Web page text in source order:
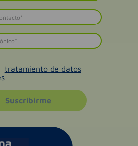
tratamiento de datos
Suscribirme